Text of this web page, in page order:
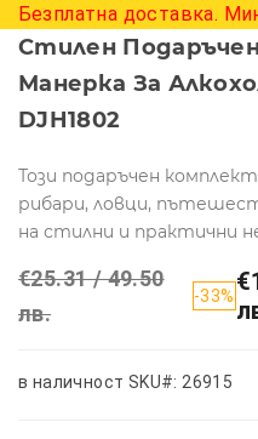
Безплатна доставка.
Стилен
Манерка За
DJH1802
Този подаръчен
рибари, ловци,
на стилни и практични
€25.31 / 49.50
лв.
-33%
в наличност SKU#: 26915